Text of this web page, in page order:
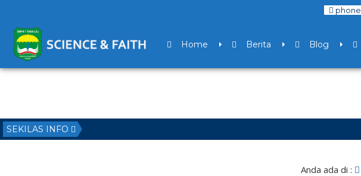
phone
Home Berita Blog
SEKILAS INFO
Anda ada di :